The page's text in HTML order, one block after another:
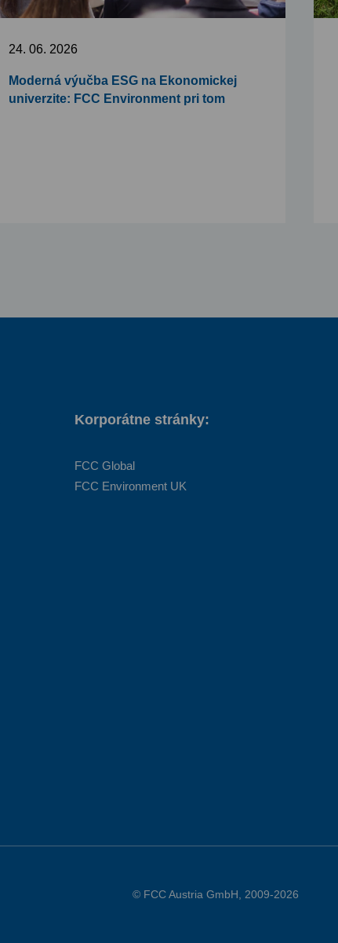
24. 06. 2026
Moderná výučba ESG na Ekonomickej
univerzite: FCC Environment pri tom
Korporátne stránky:
FCC Global
FCC Environment UK
© FCC Austria GmbH, 2009-2026